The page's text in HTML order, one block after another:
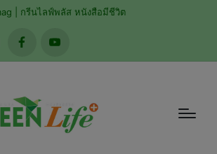
| กรีนไลฟ์พลัส หนังสือมีชีวิต
facebookyoutube
modal-check